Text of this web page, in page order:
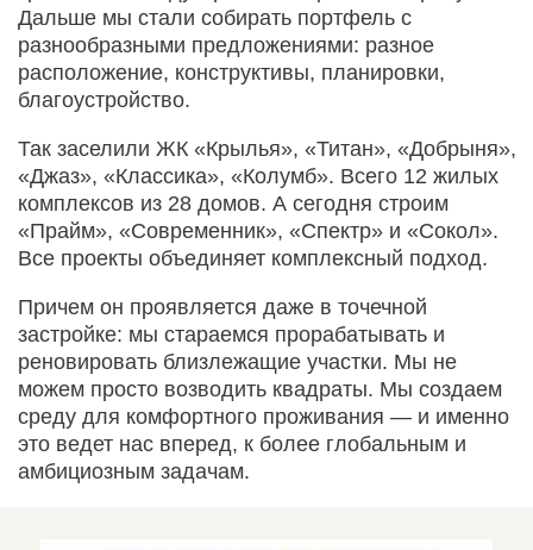
Дальше мы стали собирать портфель с
разнообразными предложениями: разное
расположение, конструктивы, планировки,
благоустройство.
Так заселили ЖК «Крылья», «Титан», «Добрыня»,
«Джаз», «Классика», «Колумб». Всего 12 жилых
комплексов из 28 домов. А сегодня строим
«Прайм», «Современник», «Спектр» и «Сокол».
Все проекты объединяет комплексный подход.
Причем он проявляется даже в точечной
застройке: мы стараемся прорабатывать и
реновировать близлежащие участки. Мы не
можем просто возводить квадраты. Мы создаем
среду для комфортного проживания — и именно
это ведет нас вперед, к более глобальным и
амбициозным задачам.